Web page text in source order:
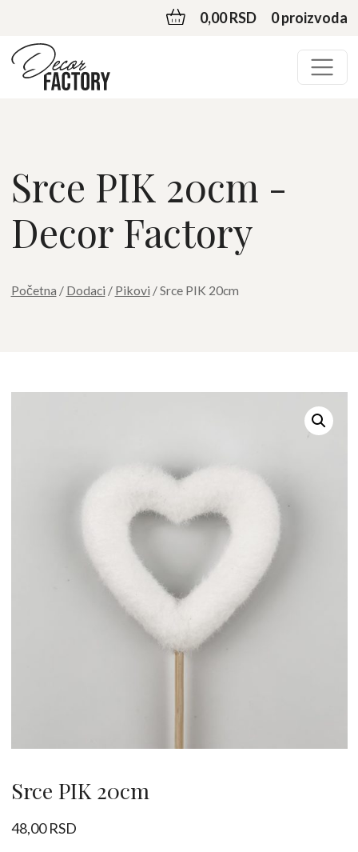
0,00 RSD 0 proizvoda
Srce PIK 20cm -
Decor Factory
Početna / Dodaci / Pikovi / Srce PIK 20cm
Srce PIK 20cm
48,00RSD